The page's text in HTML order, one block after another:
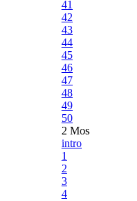
41
42
43
44
45
46
47
48
49
50
2 Mos
intro
1
2
3
4